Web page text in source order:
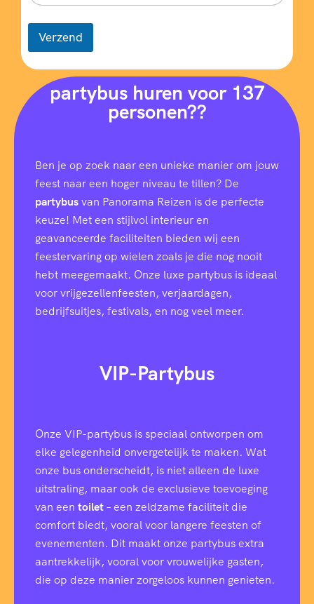
g
*
e
Verzend
partybus huren voor 137
personen??
Ben je op zoek naar een unieke manier om jouw
feest naar een hoger niveau te tillen? De
partybusvan Panorama Reizen is de perfecte
keuze! Met een stijlvol interieur en
geavanceerde faciliteiten bieden wij een
feestervaring op wielen zoals je die nog nooit
hebt meegemaakt. Onze luxe partybus is ideaal
voor vrijgezellenfeesten, verjaardagen,
bedrijfsuitjes, festivals, en nog veel meer.
VIP-Partybus
Onze VIP-partybus is speciaal ontworpen om
elke gelegenheid onvergetelijk te maken. Wat
onze bus onderscheidt, is niet alleen de luxe
uitstraling, maar ook de exclusieve toevoeging
van een toilet– een zeldzame faciliteit die
comfort biedt, vooral voor langere feesten of
evenementen. Dit maakt onze partybus extra
aantrekkelijk, vooral voor vrouwelijke gasten,
die op deze manier zorgeloos kunnen genieten.